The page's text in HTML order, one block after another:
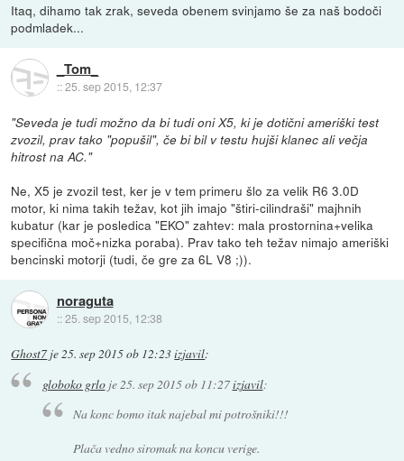
Itaq, dihamo tak zrak, seveda obenem svinjamo še za naš bodoči
podmladek...
_Tom_
::25. sep 2015, 12:37
"Seveda je tudi možno da bi tudi oni X5, ki je dotični ameriški test
zvozil, prav tako "popušil", če bi bil v testu hujši klanec ali večja
hitrost na AC."
Ne, X5 je zvozil test, ker je v tem primeru šlo za velik R6 3.0D
motor, ki nima takih težav, kot jih imajo "štiri-cilindraši" majhnih
kubatur (kar je posledica "EKO" zahtev: mala prostornina+velika
specifična moč+nizka poraba). Prav tako teh težav nimajo ameriški
bencinski motorji (tudi, če gre za 6L V8 ;)).
noraguta
::25. sep 2015, 12:38
Ghost7 je25. sep 2015 ob 12:23izjavil:
globoko grloje25. sep 2015 ob 11:27izjavil:
Na konc bomo itak najebal mi potrošniki!!!
Plača vedno siromak na koncu verige.